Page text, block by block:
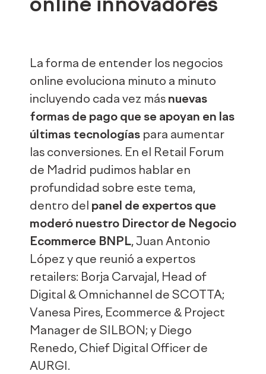
online innovadores
La forma de entender los negocios
online evoluciona minuto a minuto
incluyendo cada vez más nuevas
formas de pago que se apoyan en las
últimas tecnologías para aumentar
las conversiones. En el Retail Forum
de Madrid pudimos hablar en
profundidad sobre este tema,
dentro del panel de expertos que
moderó nuestro Director de Negocio
Ecommerce BNPL, Juan Antonio
López y que reunió a expertos
retailers: Borja Carvajal, Head of
Digital & Omnichannel de SCOTTA;
Vanesa Pires, Ecommerce & Project
Manager de SILBON; y Diego
Renedo, Chief Digital Officer de
AURGI.